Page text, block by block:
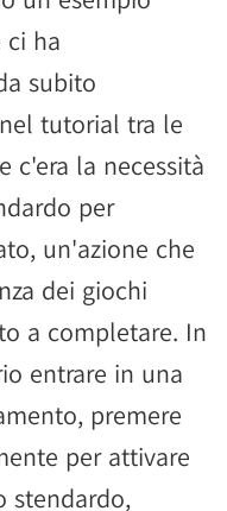
ci ha
subito
tutorial tra le
c'era la necessità
per
un'azione che
dei giochi
a completare. In
entrare in una
premere
per attivare
stendardo,